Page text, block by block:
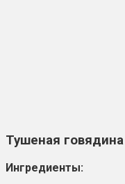
Тушеная
Ингредиенты: